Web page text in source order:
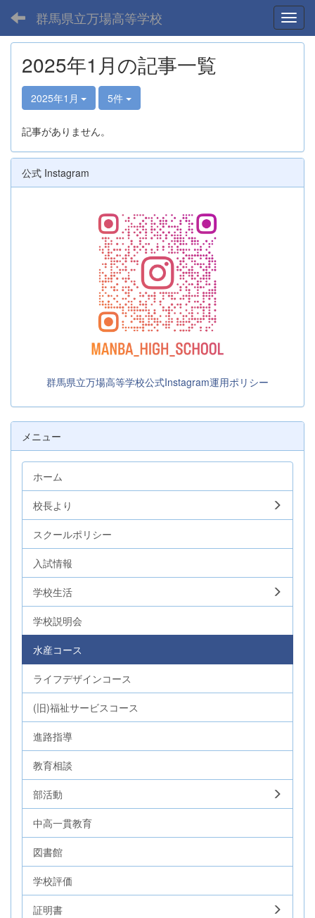
群馬県立万場高等学校
2025年1月の記事一覧
2025年1月 5件
記事がありません。
公式 Instagram
群馬県立万場高等学校公式Instagram運用ポリシー
メニュー
ホーム
校長より
スクールポリシー
入試情報
学校生活
学校説明会
水産コース
ライフデザインコース
(旧)福祉サービスコース
進路指導
教育相談
部活動
中高一貫教育
図書館
学校評価
証明書